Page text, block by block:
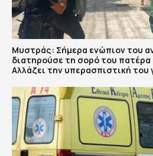
Μυστράς: Σήμερα ενώπιον του
διατηρούσε τη σορό του
Αλλάζει την υπερασπιστική του